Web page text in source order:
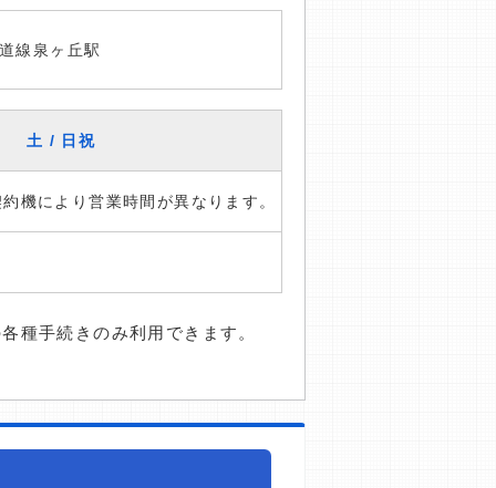
線泉ヶ丘駅
土 / 日祝
機により営業時間が異なります。
種手続きのみ利用できます。